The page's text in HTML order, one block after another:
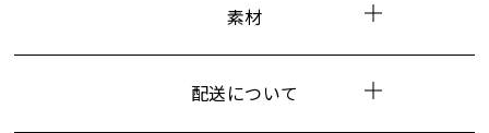
素材
配送について